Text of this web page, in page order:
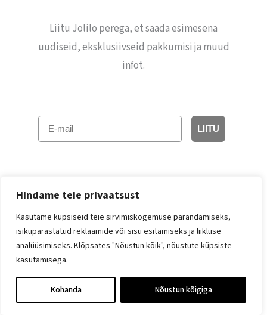
Hindame teie privaatsust
Kasutame küpsiseid teie sirvimiskogemuse parandamiseks,
isikupärastatud reklaamide või sisu esitamiseks ja liikluse
analüüsimiseks. Klõpsates "Nõustun kõik", nõustute küpsiste
kasutamisega.
Kohanda Nõustun kõigiga
Liitu Jolilo perega, et saada esimesena
uudiseid, eksklusiivseid pakkumisi ja muud
infot.
E-mail
LIITU
Facebook
Instagram